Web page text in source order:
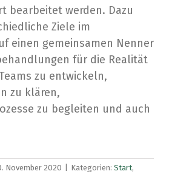
bearbeitet werden. Dazu
Ziele im
einen gemeinsamen Nenner
für die Realität
zu entwickeln,
zu klären,
zu begleiten und auch
November 2020 Kategorien: Start,